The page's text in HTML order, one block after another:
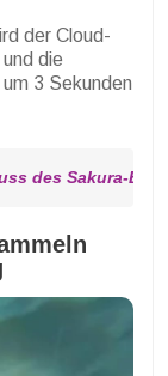
der Cloud-
die
3 Sekunden
des Sakura-